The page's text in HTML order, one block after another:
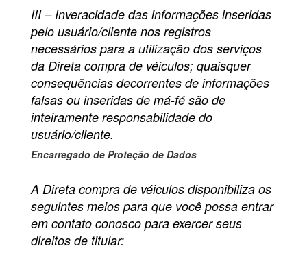
III – Inveracidade das informações inseridas
pelo usuário/cliente nos registros
necessários para a utilização dos serviços
da Direta compra de véiculos; quaisquer
consequências decorrentes de informações
falsas ou inseridas de má-fé são de
inteiramente responsabilidade do
usuário/cliente.
Encarregado de Proteção de Dados
A Direta compra de véiculos disponibiliza os
seguintes meios para que você possa entrar
em contato conosco para exercer seus
direitos de titular: